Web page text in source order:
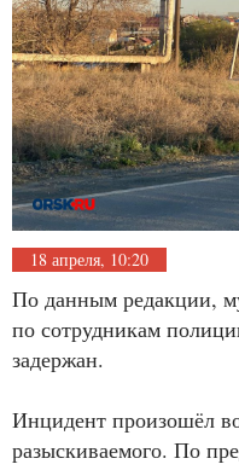
18 апреля, 10:20
По данным редакции,
по сотрудникам
задержан.
Инцидент произошёл
разыскиваемого. По